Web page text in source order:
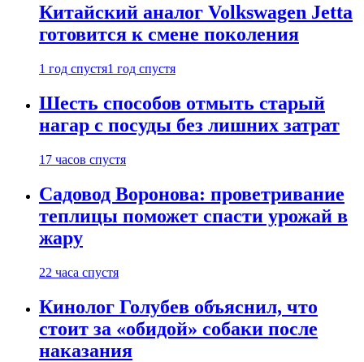
Китайский аналог Volkswagen Jetta
готовится к смене поколения
1 год спустя1 год спустя
Шесть способов отмыть старый
нагар с посуды без лишних затрат
17 часов спустя
Садовод Воронова: проветривание
теплицы поможет спасти урожай в
жару
22 часа спустя
Кинолог Голубев объяснил, что
стоит за «обидой» собаки после
наказания